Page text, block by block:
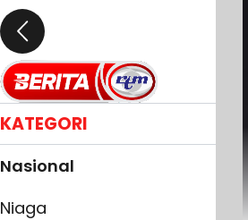
KATEGORI
Nasional
Niaga